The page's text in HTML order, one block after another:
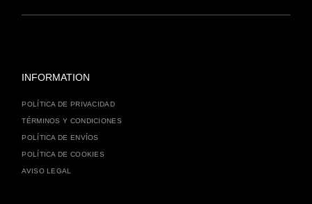
INFORMATION
POLÍTICA DE PRIVACIDAD
TÉRMINOS Y CONDICIONES
POLÍTICA DE ENVÍOS
POLÍTICA DE COOKIES
AVISO LEGAL